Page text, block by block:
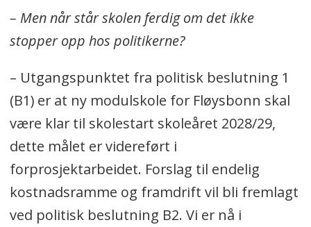
– Men når står skolen ferdig om det ikke
stopper opp hos politikerne?
– Utgangspunktet fra politisk beslutning 1
(B1) er at ny modulskole for Fløysbonn skal
være klar til skolestart skoleåret 2028/29,
dette målet er videreført i
forprosjektarbeidet. Forslag til endelig
kostnadsramme og framdrift vil bli fremlagt
ved politisk beslutning B2. Vi er nå i